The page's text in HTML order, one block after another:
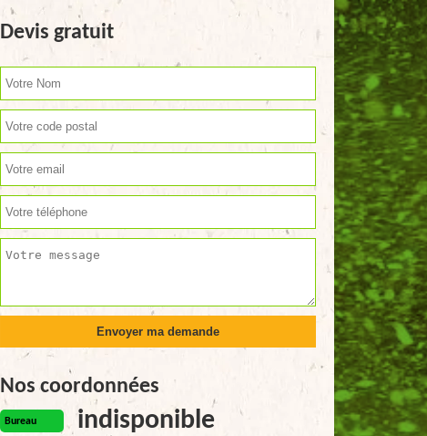
Devis gratuit
Nos coordonnées
Bureau indisponible